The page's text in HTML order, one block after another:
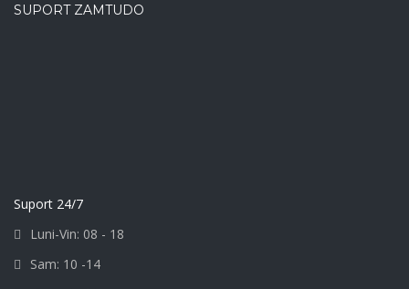
SUPORT ZAMTUDO
Suport 24/7
Luni-Vin: 08 - 18
Sam: 10 -14